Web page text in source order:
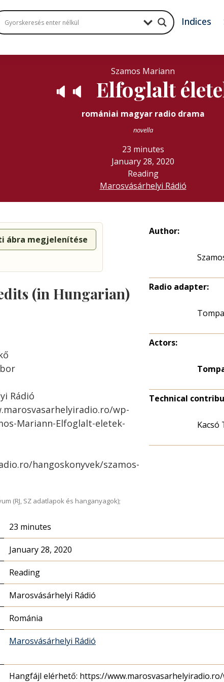
Indices
Szamos Mariann
🔈 🔈 Elfoglalt
romániai magyar radio drama
novella
23 minutes
January 28, 2020
Reading
Marosvásárhelyi Rádió
ábra megjelenítése
(in Hungarian)
Rádió
wp-
Mariann-Elfoglalt-eletek-
hangoskonyvek/szamos-
(RJ, SZ adatlapok és hanganyagok);
Author:
Radio adapter:
Actors:
Technical
Kacsó
23 minutes
January 28, 2020
Reading
Marosvásárhelyi Rádió
Románia
Marosvásárhelyi Rádió
Hangfájl elérhető: https://